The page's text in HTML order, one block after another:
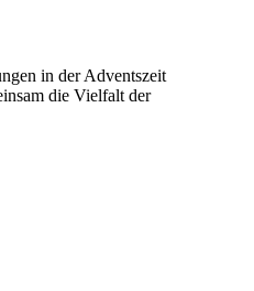
in der Adventszeit
die Vielfalt der